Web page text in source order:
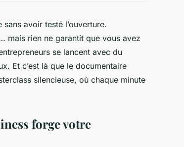
avoir testé l’ouverture.
mais rien ne garantit que vous avez
se lancent avec du
Et c’est là que le documentaire
silencieuse, où chaque minute
forge votre